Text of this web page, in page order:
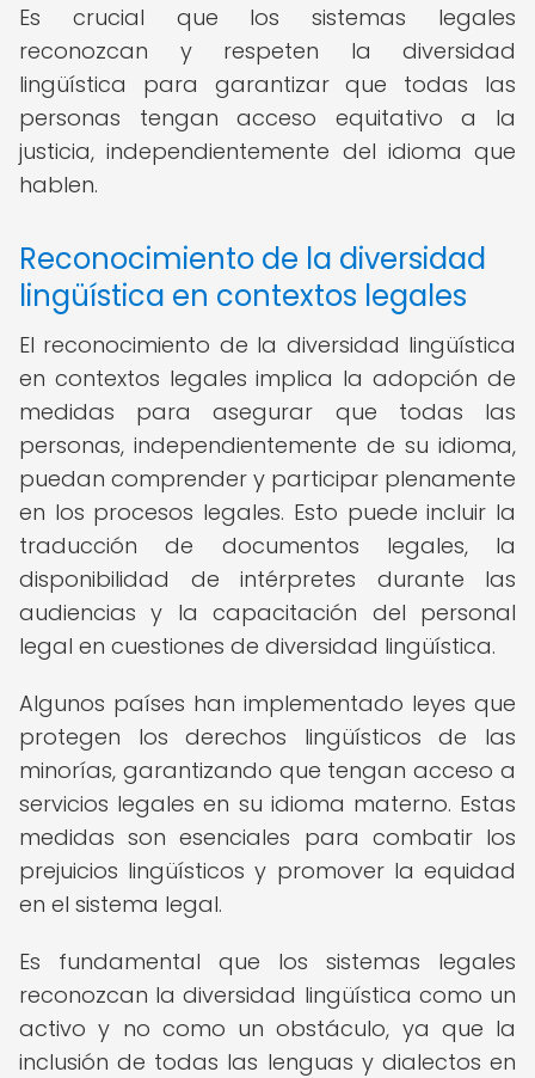
Es crucial que los sistemas legales
reconozcan y respeten la diversidad
lingüística para garantizar que todas las
personas tengan acceso equitativo a la
justicia, independientemente del idioma que
hablen.
Reconocimiento de la diversidad
lingüística en contextos legales
El reconocimiento de la diversidad lingüística
en contextos legales implica la adopción de
medidas para asegurar que todas las
personas, independientemente de su idioma,
puedan comprender y participar plenamente
en los procesos legales. Esto puede incluir la
traducción de documentos legales, la
disponibilidad de intérpretes durante las
audiencias y la capacitación del personal
legal en cuestiones de diversidad lingüística.
Algunos países han implementado leyes que
protegen los derechos lingüísticos de las
minorías, garantizando que tengan acceso a
servicios legales en su idioma materno. Estas
medidas son esenciales para combatir los
prejuicios lingüísticos y promover la equidad
en el sistema legal.
Es fundamental que los sistemas legales
reconozcan la diversidad lingüística como un
activo y no como un obstáculo, ya que la
inclusión de todas las lenguas y dialectos en